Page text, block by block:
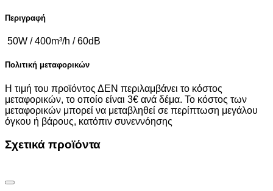
Περιγραφή
50W / 400m³/h / 60dB
Πολιτική μεταφορικών
Η τιμή του προϊόντος ΔΕΝ περιλαμβάνει το κόστος
μεταφορικών, το οποίο είναι 3€ ανά δέμα. Το κόστος των
μεταφορικών μπορεί να μεταβληθεί σε περίπτωση μεγάλου
όγκου ή βάρους, κατόπιν συνεννόησης
Σχετικά προϊόντα